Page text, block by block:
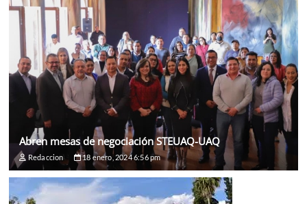
Abren mesas de negociación STEUAQ-UAQ
Redaccion 18 enero, 2024 6:56 pm